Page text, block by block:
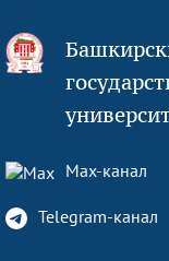
Max-канал
Telegram-канал